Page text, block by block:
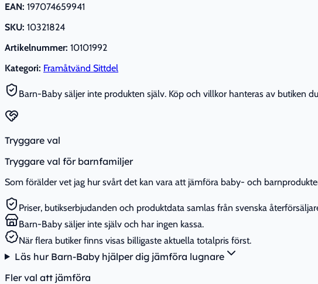
EAN: 197074659941
SKU: 10321824
Artikelnummer: 10101992
Kategori: Framåtvänd Sittdel
Barn-Baby säljer inte produkten själv. Köp och villkor hanteras av butiken
Tryggare val
Tryggare val för barnfamiljer
Som förälder vet jag hur svårt det kan vara att jämföra baby- och
Priser, butikserbjudanden och produktdata samlas från svenska
Barn-Baby säljer inte själv och har ingen kassa.
När flera butiker finns visas billigaste aktuella totalpris först.
Läs hur Barn-Baby hjälper dig jämföra lugnare
Fler val att jämföra